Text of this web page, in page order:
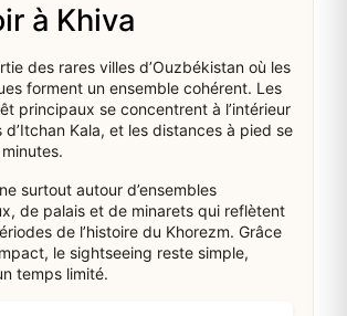
à Khiva
des rares villes d’Ouzbékistan où les
forment un ensemble cohérent. Les
principaux se concentrent à l’intérieur
Kala, et les distances à pied se
surtout autour d’ensembles
de palais et de minarets qui reflètent
de l’histoire du Khorezm. Grâce
le sightseeing reste simple,
temps limité.